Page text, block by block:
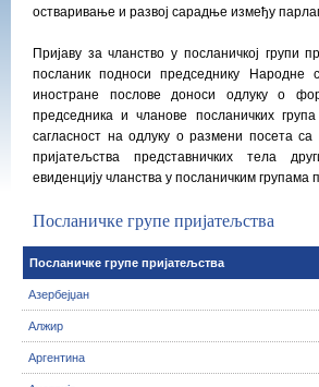
остваривање и развој сарадње између
Пријаву за чланство у посланичкој групи
посланик подноси председнику Народне
иностране послове доноси одлуку о
председника и чланове посланичких
сагласност на одлуку о размени посета са
пријатељства представничких тела
евиденцију чланства у посланичким групама
Посланичке групе пријатељства
Посланичке групе пријатељства
Азербејџан
Алжир
Аргентина